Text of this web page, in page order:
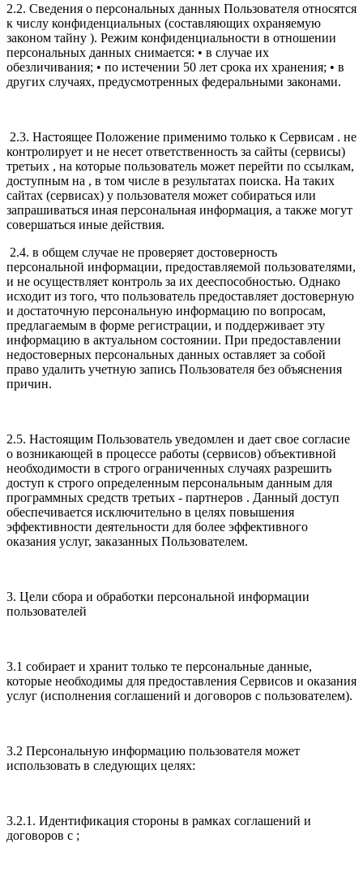
2.2. Сведения о персональных данных Пользователя относятся
к числу конфиденциальных (составляющих охраняемую
законом тайну ). Режим конфиденциальности в отношении
персональных данных снимается: • в случае их
обезличивания; • по истечении 50 лет срока их хранения; • в
других случаях, предусмотренных федеральными законами.
2.3. Настоящее Положение применимо только к Сервисам . не
контролирует и не несет ответственность за сайты (сервисы)
третьих , на которые пользователь может перейти по ссылкам,
доступным на , в том числе в результатах поиска. На таких
сайтах (сервисах) у пользователя может собираться или
запрашиваться иная персональная информация, а также могут
совершаться иные действия.
2.4. в общем случае не проверяет достоверность
персональной информации, предоставляемой пользователями,
и не осуществляет контроль за их дееспособностью. Однако
исходит из того, что пользователь предоставляет достоверную
и достаточную персональную информацию по вопросам,
предлагаемым в форме регистрации, и поддерживает эту
информацию в актуальном состоянии. При предоставлении
недостоверных персональных данных оставляет за собой
право удалить учетную запись Пользователя без объяснения
причин.
2.5. Настоящим Пользователь уведомлен и дает свое согласие
о возникающей в процессе работы (сервисов) объективной
необходимости в строго ограниченных случаях разрешить
доступ к строго определенным персональным данным для
программных средств третьих - партнеров . Данный доступ
обеспечивается исключительно в целях повышения
эффективности деятельности для более эффективного
оказания услуг, заказанных Пользователем.
3. Цели сбора и обработки персональной информации
пользователей
3.1 собирает и хранит только те персональные данные,
которые необходимы для предоставления Сервисов и оказания
услуг (исполнения соглашений и договоров с пользователем).
3.2 Персональную информацию пользователя может
использовать в следующих целях:
3.2.1. Идентификация стороны в рамках соглашений и
договоров с ;